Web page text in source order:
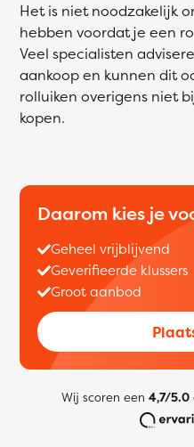
Het is niet noodzakelijk
hebben voordat je een
Veel specialisten
aankoop en kunnen dit
rolluiken overigens niet
kopen.
Daarom kies je
Geheel vrijblijvend
Geverifieerde klussers
Groot aanbod
Wij scoren een 4,7/5.0